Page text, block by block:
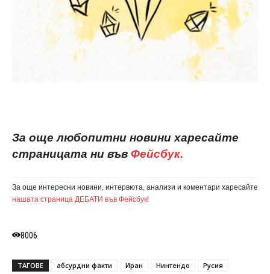
За още любопитни новини харесайте
страницата ни въвФейсбук.
За още интересни новини, интервюта, анализи и коментари харесайте
нашата страница ДЕБАТИ във Фейсбук!
8006
ТАГОВЕ абсурдни факти Иран Нинтендо
Русия